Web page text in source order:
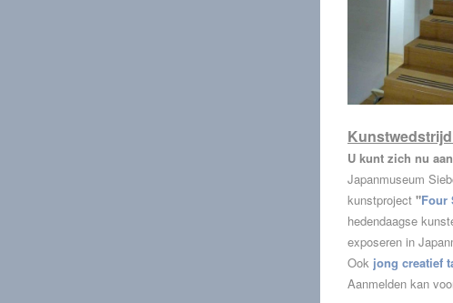
U kunt zich nu
Japanmuseum
kunstproject "Four
hedendaagse
exposeren in
Ook jong creatief
Aanmelden kan